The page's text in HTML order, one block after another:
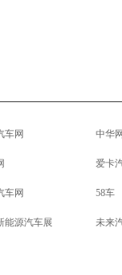
车网 中华网
爱卡
车网 58车
能源汽车展 未来